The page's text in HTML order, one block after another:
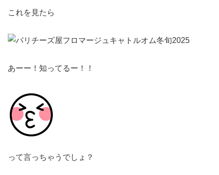
これを見たら
あーー！知ってるー！！
って言っちゃうでしょ？